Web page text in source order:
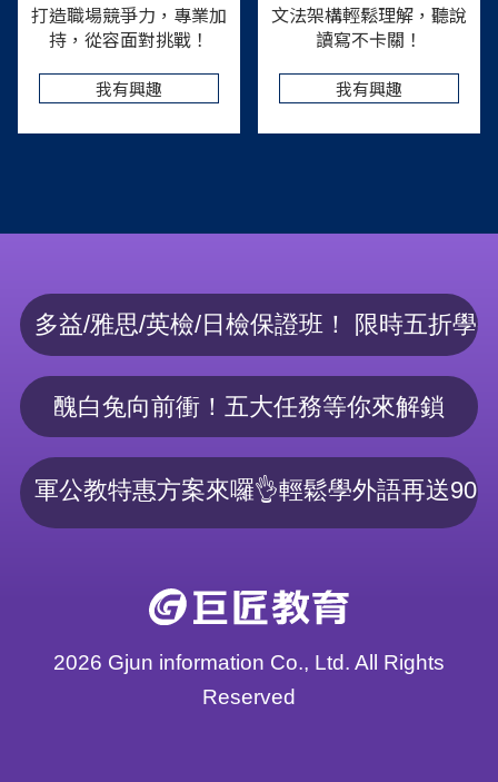
打造職場競爭力，專業加
持，從容面對挑戰！
我有興趣
文法架構輕鬆理解，聽說
讀寫不卡關！
我有興趣